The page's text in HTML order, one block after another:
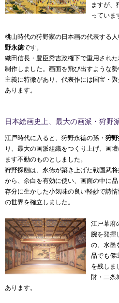
ますが、
っていま
桃山時代の狩野家の日本画の代表する
野永徳です。
織田信長・豊臣秀吉政権下で重用され
制作しました。画面を飛び出すような
主義に特徴があり、代表作には国宝・
あります。
日本絵画史上、最大の画派・狩野
江戸時代に入ると、狩野永徳の孫・ 狩野
り、最大の画派組織をつくり上げ、画
ます不動のものとしました。
狩野探幽は、永徳が築き上げた戦国武
から、余白を有効に使い、画面の中に
存分に生かした小気味の良い軽妙で詩
の世界を確立しました。
江戸幕府
腕を発揮
の、水墨
品でも傑
を残しま
財・二条
あります。